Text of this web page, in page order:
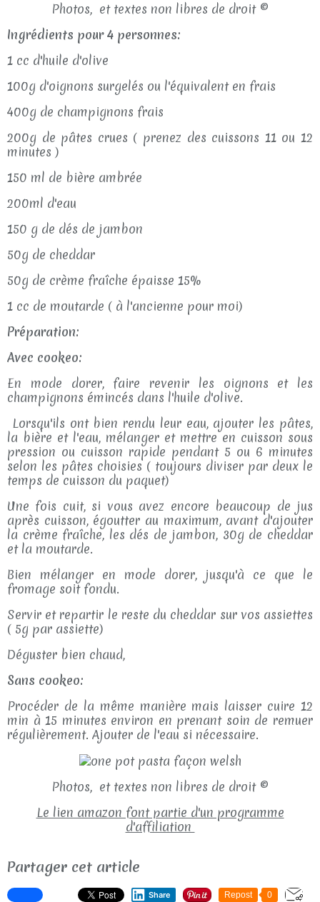
Photos, et textes non libres de droit ©
Ingrédients pour 4 personnes:
1 cc d'huile d'olive
100g d'oignons surgelés ou l'équivalent en frais
400g de champignons frais
200g de pâtes crues ( prenez des cuissons 11 ou 12
minutes )
150 ml de bière ambrée
200ml d'eau
150 g de dés de jambon
50g de cheddar
50g de crème fraîche épaisse 15%
1 cc de moutarde ( à l'ancienne pour moi)
Préparation:
Avec cookeo:
En mode dorer, faire revenir les oignons et les
champignons émincés dans l'huile d'olive.
Lorsqu'ils ont bien rendu leur eau, ajouter les pâtes,
la bière et l'eau, mélanger et mettre en cuisson sous
pression ou cuisson rapide pendant 5 ou 6 minutes
selon les pâtes choisies ( toujours diviser par deux le
temps de cuisson du paquet)
Une fois cuit, si vous avez encore beaucoup de jus
après cuisson, égoutter au maximum, avant d'ajouter
la crème fraîche, les dés de jambon, 30g de cheddar
et la moutarde.
Bien mélanger en mode dorer, jusqu'à ce que le
fromage soit fondu.
Servir et repartir le reste du cheddar sur vos assiettes
( 5g par assiette)
Déguster bien chaud,
Sans cookeo:
Procéder de la même manière mais laisser cuire 12
min à 15 minutes environ en prenant soin de remuer
régulièrement. Ajouter de l'eau si nécessaire.
Photos, et textes non libres de droit ©
Le lien amazon font partie d'un programme
d'affiliation
Partager cet article
Share Repost 0